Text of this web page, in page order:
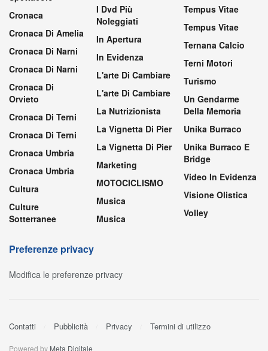
Cronaca
Cronaca Di Amelia
Cronaca Di Narni
Cronaca Di Narni
Cronaca Di
Orvieto
Cronaca Di Terni
Cronaca Di Terni
Cronaca Umbria
Cronaca Umbria
Cultura
Culture
Sotterranee
I Dvd Più
Noleggiati
In Apertura
In Evidenza
L'arte Di Cambiare
L'arte Di Cambiare
La Nutrizionista
La Vignetta Di Pier
La Vignetta Di Pier
Marketing
MOTOCICLISMO
Musica
Musica
Tempus Vitae
Tempus Vitae
Ternana Calcio
Terni Motori
Turismo
Un Gendarme
Della Memoria
Unika Burraco
Unika Burraco E
Bridge
Video In Evidenza
Visione Olistica
Volley
Preferenze privacy
Modifica le preferenze privacy
Contatti Pubblicità Privacy Termini di utilizzo
Powered by Meta Digitale